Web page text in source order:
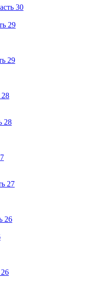
30
29
29
28
28
27
26
26